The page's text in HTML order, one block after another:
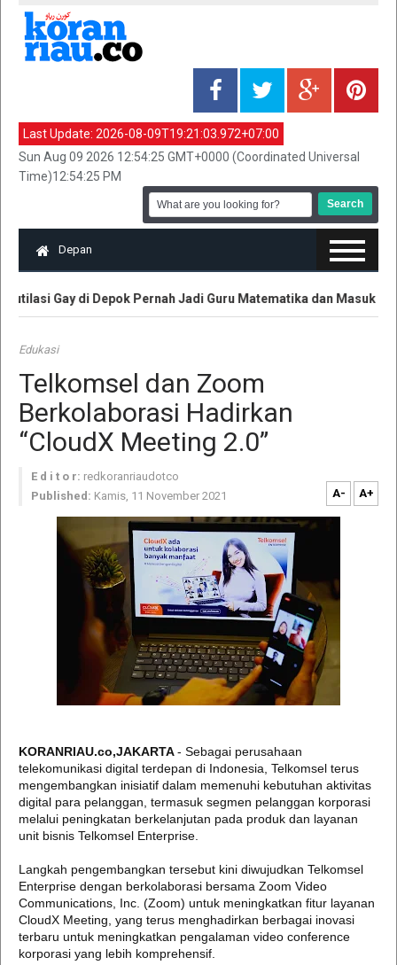
Last Update: 2026-08-09T19:21:03.972+07:00
Sun Aug 09 2026 12:54:25 GMT+0000 (Coordinated Universal
Time)12:54:25 PM
Depan
Gay di Depok Pernah Jadi Guru Matematika dan Masuk TV
Edukasi
Telkomsel dan Zoom
Berkolaborasi Hadirkan
“CloudX Meeting 2.0”
E d i t o r: redkoranriaudotco
Published: Kamis, 11 November 2021 A- A+
KORANRIAU.co,JAKARTA- Sebagai perusahaan
telekomunikasi digital terdepan di Indonesia, Telkomsel terus
mengembangkan inisiatif dalam memenuhi kebutuhan aktivitas
digital para pelanggan, termasuk segmen pelanggan korporasi
melalui peningkatan berkelanjutan pada produk dan layanan
unit bisnis Telkomsel Enterprise.
Langkah pengembangkan tersebut kini diwujudkan Telkomsel
Enterprise dengan berkolaborasi bersama Zoom Video
Communications, Inc. (Zoom) untuk meningkatkan fitur layanan
CloudX Meeting, yang terus menghadirkan berbagai inovasi
terbaru untuk meningkatkan pengalaman video conference
korporasi yang lebih komprehensif.